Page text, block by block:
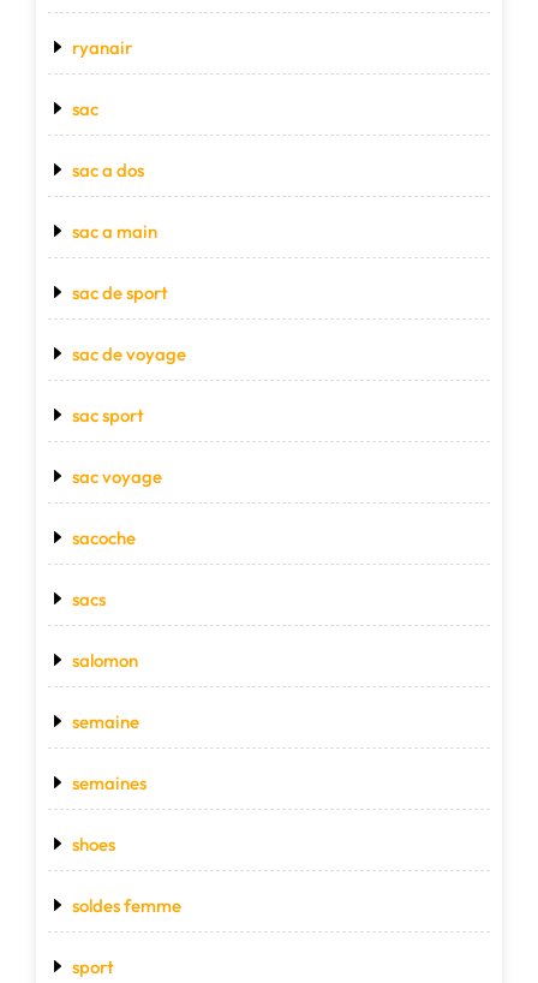
ryanair
sac
sac a dos
sac a main
sac de sport
sac de voyage
sac sport
sac voyage
sacoche
sacs
salomon
semaine
semaines
shoes
soldes femme
sport